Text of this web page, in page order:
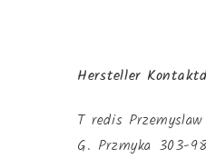
Hersteller
T redis
G. Przmyka 303-